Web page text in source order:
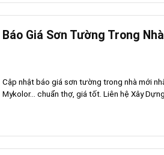
Báo Giá Sơn Tường Trong
Cập nhật báo giá sơn tường trong nhà mới
Mykolor… chuẩn thợ, giá tốt. Liên hệ Xây Dựng